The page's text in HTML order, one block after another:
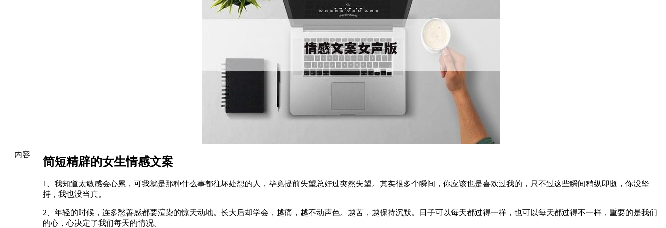
内容
简短精辟的女生情感文案
1、我知道太敏感会心累，可我就是那种什么事都往坏处想的人，毕竟提前失望总好过突然失望。其实很多个瞬间，你应该也是喜欢过我的，只不过这些瞬间稍纵即逝，你没坚
持，我也没当真。
2、年轻的时候，连多愁善感都要渲染的惊天动地。长大后却学会，越痛，越不动声色。越苦，越保持沉默。日子可以每天都过得一样，也可以每天都过得不一样，重要的是我们
的心，心决定了我们每天的情况。